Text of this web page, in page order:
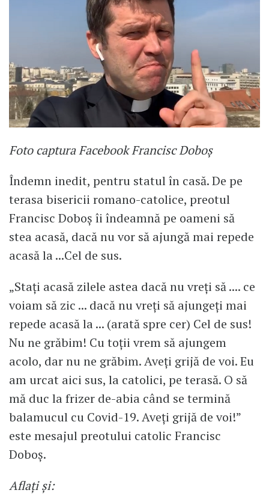
Foto captura Facebook Francisc Doboș
Îndemn inedit, pentru statul în casă. De pe
terasa bisericii romano-catolice, preotul
Francisc Doboș îi îndeamnă pe oameni să
stea acasă, dacă nu vor să ajungă mai repede
acasă la ...Cel de sus.
„Stați acasă zilele astea dacă nu vreți să .... ce
voiam să zic ... dacă nu vreți să ajungeți mai
repede acasă la ... (arată spre cer) Cel de sus!
Nu ne grăbim! Cu toții vrem să ajungem
acolo, dar nu ne grăbim. Aveți grijă de voi. Eu
am urcat aici sus, la catolici, pe terasă. O să
mă duc la frizer de-abia când se termină
balamucul cu Covid-19. Aveți grijă de voi!”
este mesajul preotului catolic Francisc
Doboș.
Aflați și: